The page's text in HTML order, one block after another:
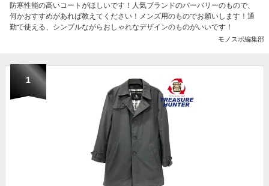
防寒性能の高いコートがほしいです！人気ブランドのバーバリーのもので、
何かおすすめがあれば教えてください！メンズ用のものでお願いします！通
勤で使える、シンプルながらおしゃれなデザインのものがいいです！
モノスポ編集部
1